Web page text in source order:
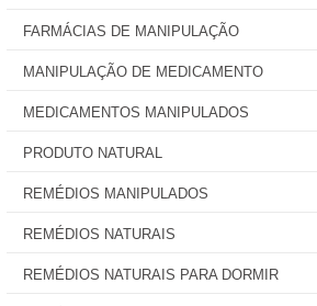
FARMÁCIAS DE MANIPULAÇÃO
MANIPULAÇÃO DE MEDICAMENTO
MEDICAMENTOS MANIPULADOS
PRODUTO NATURAL
REMÉDIOS MANIPULADOS
REMÉDIOS NATURAIS
REMÉDIOS NATURAIS PARA DORMIR